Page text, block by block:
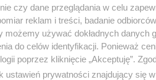
czy dane przeglądania w celu
reklam i treści, badanie
możemy używać dokładnych danych
do celów identyfikacji. Ponieważ
poprzez kliknięcie „Akceptuję”.
prywatności znajdujący się